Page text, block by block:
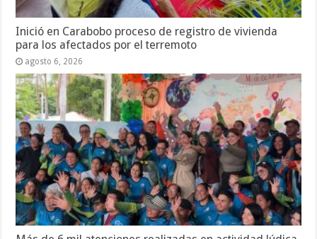
Inició en Carabobo proceso de registro de vivienda
para los afectados por el terremoto
agosto 6, 2026